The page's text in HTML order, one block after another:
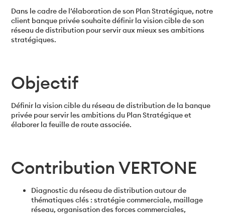
Dans le cadre de l’élaboration de son Plan Stratégique, notre
client banque privée souhaite définir la vision cible de son
réseau de distribution pour servir aux mieux ses ambitions
stratégiques.
Objectif
Définir la vision cible du réseau de distribution de la banque
privée pour servir les ambitions du Plan Stratégique et
élaborer la feuille de route associée.
Contribution VERTONE
Diagnostic du réseau de distribution autour de
thématiques clés : stratégie commerciale, maillage
réseau, organisation des forces commerciales,